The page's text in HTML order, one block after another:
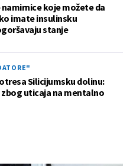
koje možete da
imate insulinsku
stanje
Silicijumsku dolinu:
uticaja na mentalno